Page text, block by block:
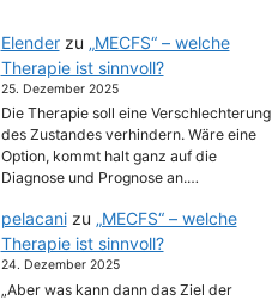
Elenderzu „MECFS“ – welche
Therapie ist sinnvoll?
25. Dezember 2025
Die Therapie soll eine Verschlechterung
des Zustandes verhindern. Wäre eine
Option, kommt halt ganz auf die
Diagnose und Prognose an.…
pelacanizu „MECFS“ – welche
Therapie ist sinnvoll?
24. Dezember 2025
„Aber was kann dann das Ziel der